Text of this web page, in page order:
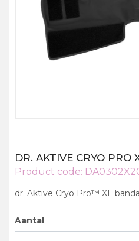
DR. AKTIVE CRYO PRO
Product code:
dr. Aktive Cryo Pro™ XL
Aantal